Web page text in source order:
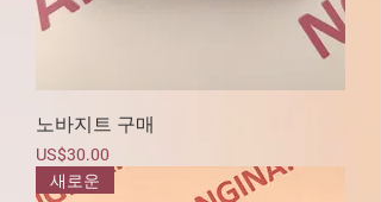
노바지트 구매
가격
US$30.00
새로운